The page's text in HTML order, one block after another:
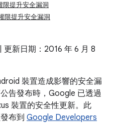
限提升安全漏洞
限提升安全漏洞
更新日期：2016 年 6 月 8
裝置造成影響的安全漏
告發布時，Google 已透過
裝置的安全性更新。此
布到 Google Developers